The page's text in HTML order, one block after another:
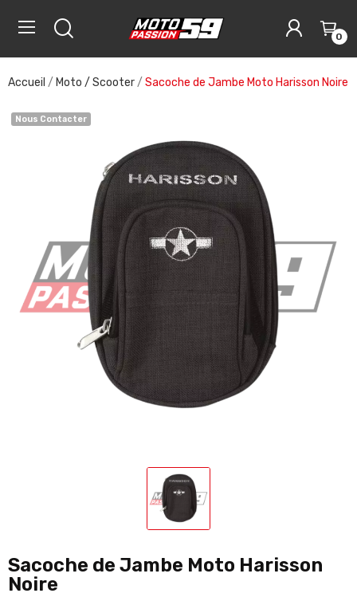
0
Accueil Moto / Scooter Sacoche de Jambe Moto Harisson Noire
Nous Contacter
Sacoche de Jambe Moto Harisson
Noire